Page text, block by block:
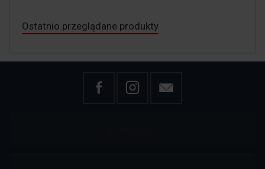
Ostatnio przeglądane produkty